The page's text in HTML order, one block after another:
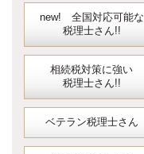
new! 全国対応可能な
税理士さん!!
相続税対策に強い
税理士さん!!
ベテラン税理士さん